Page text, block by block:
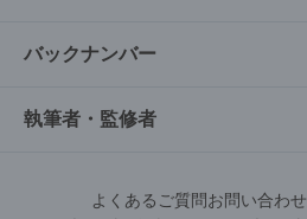
バックナンバー
執筆者・監修者
よくあるご質問お問い合わせ